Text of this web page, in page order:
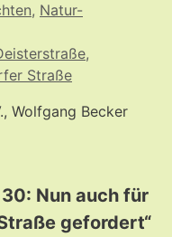
, Natur-
,
Straße
Wolfgang Becker
30: Nun auch für
gefordert“